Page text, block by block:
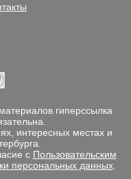
гиперссылка
интересных местах и
с Пользовательским
персональных данных.